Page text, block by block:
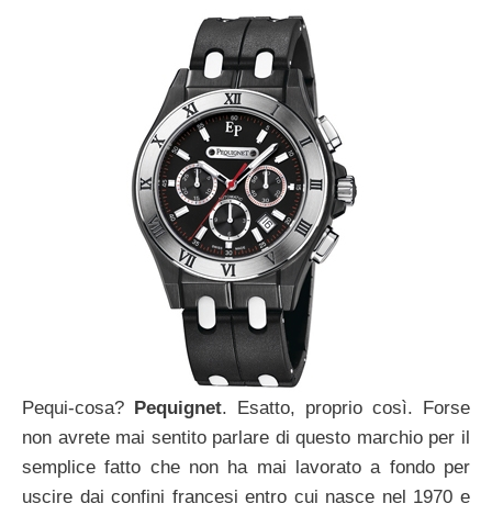
Pequi-cosa? Pequignet. Esatto, proprio così. Forse
non avrete mai sentito parlare di questo marchio per il
semplice fatto che non ha mai lavorato a fondo per
uscire dai confini francesi entro cui nasce nel 1970 e